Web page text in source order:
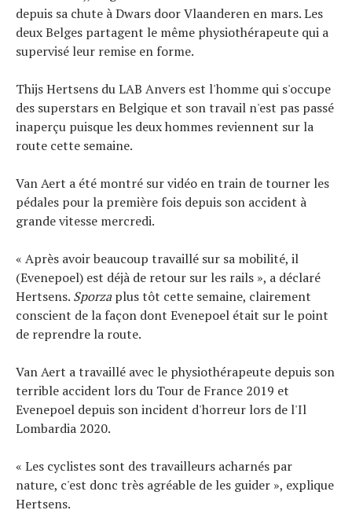
depuis sa chute à Dwars door Vlaanderen en mars. Les
deux Belges partagent le même physiothérapeute qui a
supervisé leur remise en forme.
Thijs Hertsens du LAB Anvers est l'homme qui s'occupe
des superstars en Belgique et son travail n'est pas passé
inaperçu puisque les deux hommes reviennent sur la
route cette semaine.
Van Aert a été montré sur vidéo en train de tourner les
pédales pour la première fois depuis son accident à
grande vitesse mercredi.
« Après avoir beaucoup travaillé sur sa mobilité, il
(Evenepoel) est déjà de retour sur les rails », a déclaré
Hertsens. Sporzaplus tôt cette semaine, clairement
conscient de la façon dont Evenepoel était sur le point
de reprendre la route.
Van Aert a travaillé avec le physiothérapeute depuis son
terrible accident lors du Tour de France 2019 et
Evenepoel depuis son incident d'horreur lors de l'Il
Lombardia 2020.
« Les cyclistes sont des travailleurs acharnés par
nature, c'est donc très agréable de les guider », explique
Hertsens.